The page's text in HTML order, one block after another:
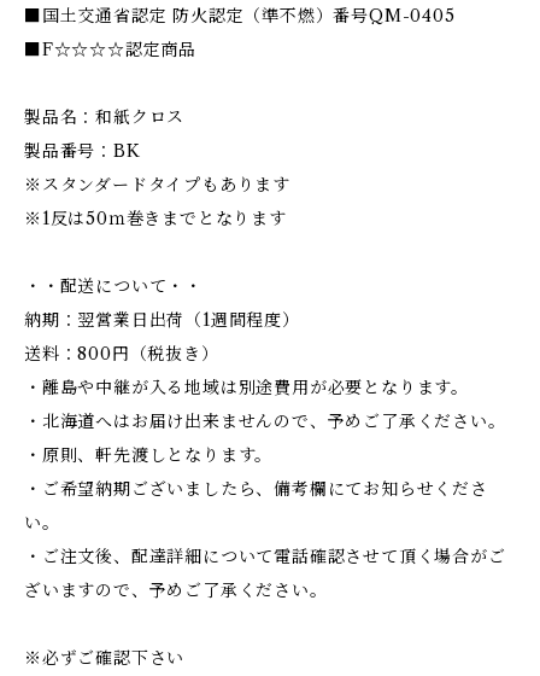
■国土交通省認定 防火認定（準不燃）番号QM-0405
■F☆☆☆☆認定商品
製品名：和紙クロス
製品番号：BK
※スタンダードタイプもあります
※1反は50ｍ巻きまでとなります
・・配送について・・
納期：翌営業日出荷（1週間程度）
送料：800円（税抜き）
・離島や中継が入る地域は別途費用が必要となります。
・北海道へはお届け出来ませんので、予めご了承ください。
・原則、軒先渡しとなります。
・ご希望納期ございましたら、備考欄にてお知らせくださ
い。
・ご注文後、配達詳細について電話確認させて頂く場合がご
ざいますので、予めご了承ください。
※必ずご確認下さい